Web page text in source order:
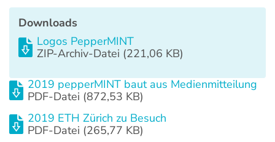
Downloads
Logos PepperMINT
ZIP-Archiv-Datei (221,06 KB)
2019 pepperMINT baut aus Medienmitteilung
PDF-Datei (872,53 KB)
2019 ETH Zürich zu Besuch
PDF-Datei (265,77 KB)